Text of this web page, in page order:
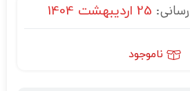
25 اردیبهشت 1404
ناموجود